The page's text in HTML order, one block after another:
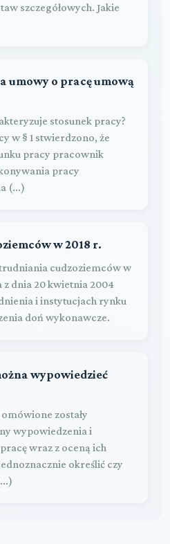
szczegółowych. Jakie
umowy o pracę umową
stosunek pracy?
w § 1 stwierdzono, że
pracy pracownik
pracy
(...)
w 2018 r.
cudzoziemców w
z dnia 20 kwietnia 2004
i instytucjach rynku
doń wykonawcze.
wypowiedzieć
zostały
wypowiedzenia i
wraz z oceną ich
określić czy